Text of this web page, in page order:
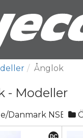
Ånglok
- Modeller
Danmark NSB/